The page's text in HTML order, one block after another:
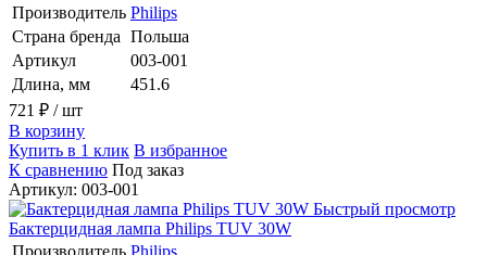
Производитель Philips
Страна бренда Польша
Артикул
003-001
Длина, мм
451.6
721 ₽ / шт
В корзину
Купить в 1 клик В избранное
К сравнению Под заказ
Артикул: 003-001
Быстрый просмотр
Бактерцидная лампа Philips TUV 30W
Производитель Philips